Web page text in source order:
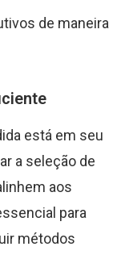
de maneira
está em seu
a seleção de
aos
para
métodos